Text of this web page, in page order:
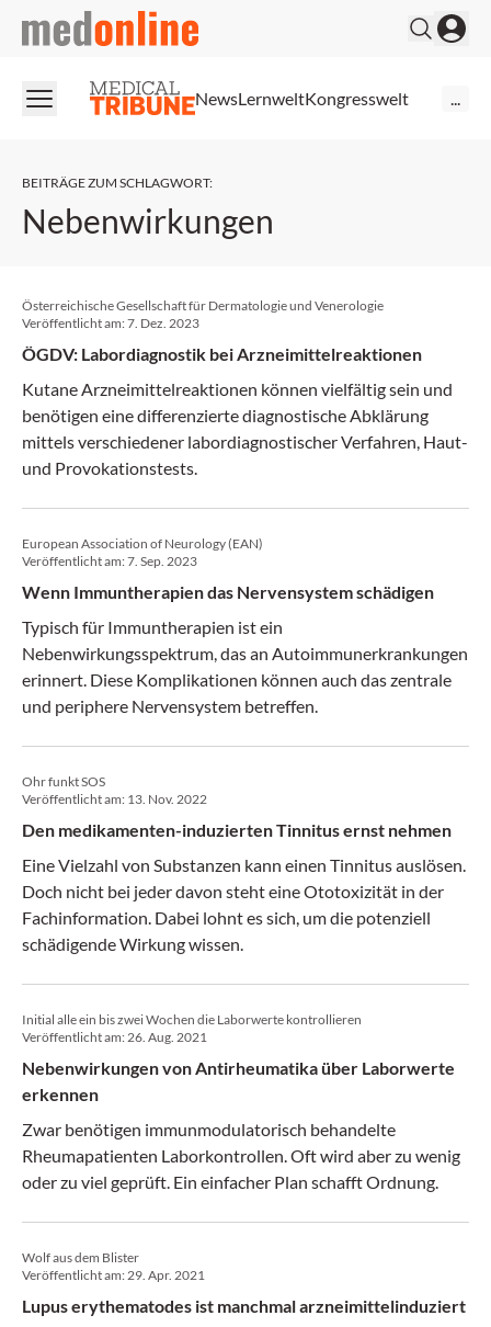
medonline
NewsLernweltKongresswelt
BEITRÄGE ZUM SCHLAGWORT:
Nebenwirkungen
Österreichische Gesellschaft für Dermatologie und Venerologie
Veröffentlicht am:7. Dez. 2023
ÖGDV: Labordiagnostik bei Arzneimittelreaktionen
Kutane Arzneimittelreaktionen können vielfältig sein und
benötigen eine differenzierte diagnostische Abklärung
mittels verschiedener labordiagnostischer Verfahren, Haut-
und Provokationstests.
European Association of Neurology (EAN)
Veröffentlicht am:7. Sep. 2023
Wenn Immuntherapien das Nervensystem schädigen
Typisch für Immuntherapien ist ein
Nebenwirkungsspektrum, das an Autoimmunerkrankungen
erinnert. Diese Komplikationen können auch das zentrale
und periphere Nervensystem betreffen.
Ohr funkt SOS
Veröffentlicht am: 13. Nov. 2022
Den medikamenten-induzierten Tinnitus ernst nehmen
Eine Vielzahl von Substanzen kann einen Tinnitus auslösen.
Doch nicht bei jeder davon steht eine Ototoxizität in der
Fachinformation. Dabei lohnt es sich, um die potenziell
schädigende Wirkung wissen.
Initial alle ein bis zwei Wochen die Laborwerte kontrollieren
Veröffentlicht am:26. Aug. 2021
Nebenwirkungen von Antirheumatika über Laborwerte
erkennen
Zwar benötigen immunmodulatorisch behandelte
Rheumapatienten Laborkontrollen. Oft wird aber zu wenig
oder zu viel geprüft. Ein einfacher Plan schafft Ordnung.
Wolf aus dem Blister
Veröffentlicht am:29. Apr. 2021
Lupus erythematodes ist manchmal arzneimittelinduziert